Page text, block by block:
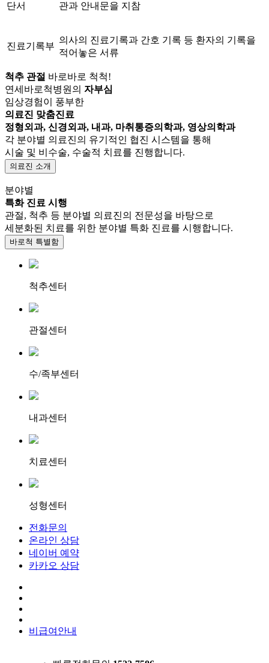
단서
관과 안내문을 지참
진료기록부
의사의 진료기록과 간호 기록 등 환자의 기록을
적어놓은 서류
척추 관절 바로바로 척척!
연세바로척병원의 자부심
임상경험이 풍부한
의료진 맞춤진료
정형외과, 신경외과, 내과, 마취통증의학과, 영상의학과
각 분야별 의료진의 유기적인 협진 시스템을 통해
시술 및 비수술, 수술적 치료를 진행합니다.
의료진 소개
분야별
특화 진료 시행
관절, 척추 등 분야별 의료진의 전문성을 바탕으로
세분화된 치료를 위한 분야별 특화 진료를 시행합니다.
바로척 특별함
척추센터
관절센터
수/족부센터
내과센터
치료센터
성형센터
전화문의
온라인 상담
네이버 예약
카카오 상담
비급여안내